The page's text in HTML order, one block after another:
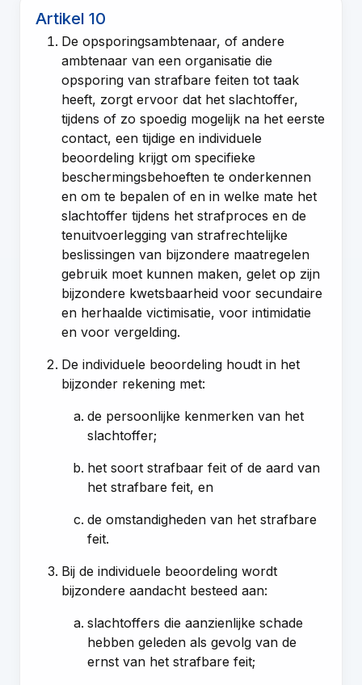
Artikel 10
De opsporingsambtenaar, of andere
ambtenaar van een organisatie die
opsporing van strafbare feiten tot taak
heeft, zorgt ervoor dat het slachtoffer,
tijdens of zo spoedig mogelijk na het eerste
contact, een tijdige en individuele
beoordeling krijgt om specifieke
beschermingsbehoeften te onderkennen
en om te bepalen of en in welke mate het
slachtoffer tijdens het strafproces en de
tenuitvoerlegging van strafrechtelijke
beslissingen van bijzondere maatregelen
gebruik moet kunnen maken, gelet op zijn
bijzondere kwetsbaarheid voor secundaire
en herhaalde victimisatie, voor intimidatie
en voor vergelding.
De individuele beoordeling houdt in het
bijzonder rekening met:
de persoonlijke kenmerken van het
slachtoffer;
het soort strafbaar feit of de aard van
het strafbare feit, en
de omstandigheden van het strafbare
feit.
Bij de individuele beoordeling wordt
bijzondere aandacht besteed aan:
slachtoffers die aanzienlijke schade
hebben geleden als gevolg van de
ernst van het strafbare feit;